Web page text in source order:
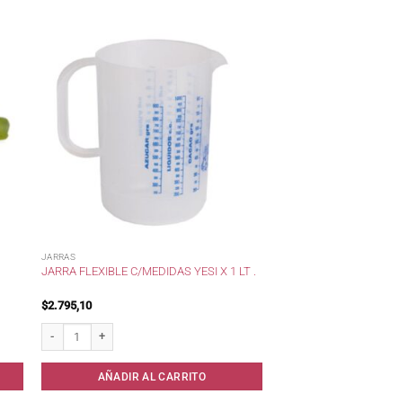
JARRAS
JARRA FLEXIBLE C/MEDIDAS YESI X 1 LT .
$2.795,10
AÑADIR AL CARRITO